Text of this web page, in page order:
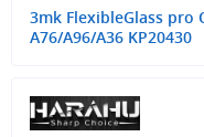
3mk FlexibleGlass pro
A76/A96/A36 KP20430